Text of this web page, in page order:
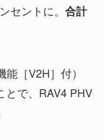
セントに。 合計
［V2H］付）
とで、RAV4 PHV